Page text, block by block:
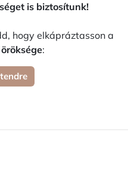
is biztosítunk!
hogy elkápráztasson a
: